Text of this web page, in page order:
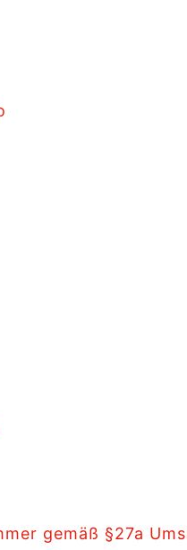
gemäß §27a